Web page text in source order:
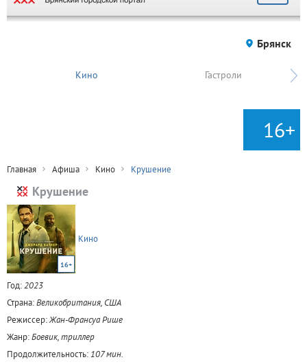
Брянск
Кино Гастроли
16+
Главная Афиша Кино Крушение
Крушение
16+
Кино
Год:2023
Страна:Великобритания, США
Режиссер:Жан-Франсуа Рише
Жанр:Боевик, триллер
Продолжительность: 107 мин.